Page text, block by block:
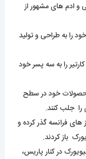
و ادم های مشهور از
را به طراحی و تولید
در اخر در سال 1899 اداره کارتیر را به سه پسر خود
محصولات خود در سطح
را جلب کنند.
های فرانسه گذر کرده و
باز کردند.
در کنار پاریس،